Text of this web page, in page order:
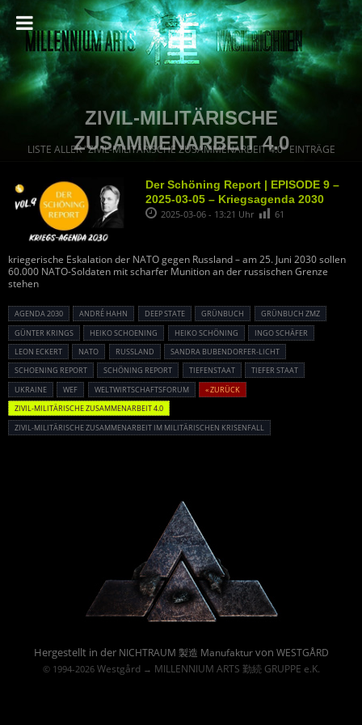
ZIVIL-MILITÄRISCHE
ZUSAMMENARBEIT 4.0
LISTE ALLER "ZIVIL-MILITÄRISCHE ZUSAMMENARBEIT 4.0" EINTRÄGE
Der Schöning Report | EPISODE 9 –
2025-03-05 – Kriegsagenda 2030
2025-03-06 - 13:21 Uhr 61
kriegerische Eskalation der NATO gegen Russland – am 25. Juni 2030 sollen
60.000 NATO-Soldaten mit scharfer Munition an der russischen Grenze
stehen
AGENDA 2030 ANDRÉ HAHN DEEP STATE GRÜNBUCH
GRÜNBUCH ZMZ
GÜNTER KRINGS
HEIKO SCHOENING HEIKO SCHÖNING
INGO SCHÄFER
LEON ECKERT
NATO RUSSLAND
SANDRA BUBENDORFER-LICHT
SCHOENING REPORT
SCHÖNING REPORT TIEFENSTAAT
TIEFER STAAT
UKRAINE
WEF WELTWIRTSCHAFTSFORUM
« ZURÜCK
ZIVIL-MILITÄRISCHE ZUSAMMENARBEIT 4.0
ZIVIL-MILITÄRISCHE ZUSAMMENARBEIT IM MILITÄRISCHEN KRISENFALL
Hergestellt in der NICHTRAUM 製造 Manufakturvon WESTGÅRD
© 1994-2026 Westgård→ MILLENNIUM ARTS 勤続 GRUPPE e.K.
Powered By :